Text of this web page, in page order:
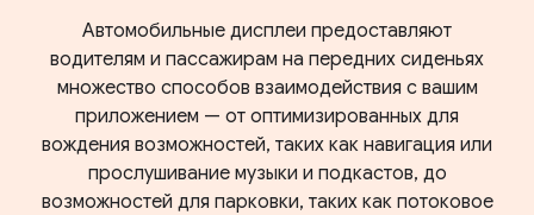
Автомобильные дисплеи предоставляют
водителям и пассажирам на передних сиденьях
множество способов взаимодействия с вашим
приложением — от оптимизированных для
вождения возможностей, таких как навигация или
прослушивание музыки и подкастов, до
возможностей для парковки, таких как потоковое